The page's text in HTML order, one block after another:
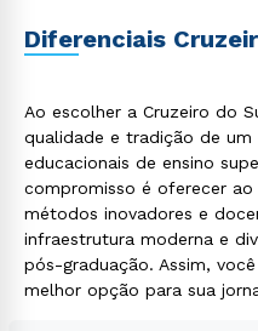
Diferenciais
Ao escolher a Cruzeiro do
qualidade e tradição de um
educacionais de ensino
compromisso é oferecer
métodos inovadores e
infraestrutura moderna e
pós-graduação. Assim,
melhor opção para sua